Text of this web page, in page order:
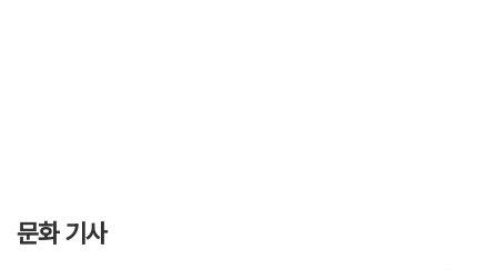
문화 기사